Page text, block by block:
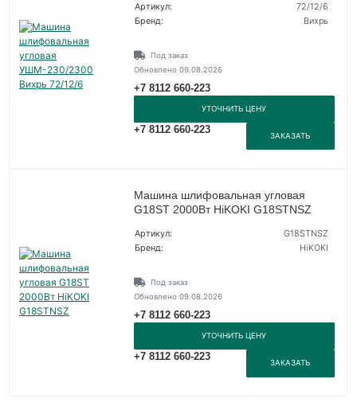
Артикул:
72/12/6
Бренд:
Вихрь
Под заказ
Обновлено 09.08.2026
+7 8112 660-223
УТОЧНИТЬ ЦЕНУ
+7 8112 660-223
ЗАКАЗАТЬ
Машина шлифовальная угловая
G18ST 2000Вт HiKOKI G18STNSZ
Артикул:
G18STNSZ
Бренд:
HiKOKI
Под заказ
Обновлено 09.08.2026
+7 8112 660-223
УТОЧНИТЬ ЦЕНУ
+7 8112 660-223
ЗАКАЗАТЬ